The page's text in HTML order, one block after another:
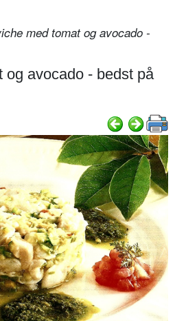
med tomat og avocado -
og avocado - bedst på